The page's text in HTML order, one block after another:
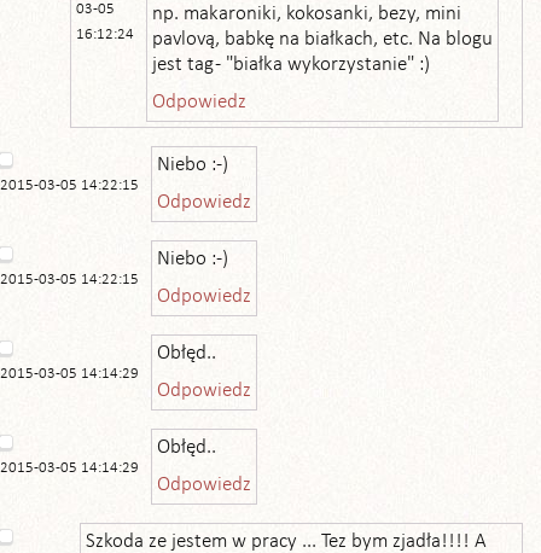
03-05
16:12:24
np. makaroniki, kokosanki, bezy, mini
pavlovą, babkę na białkach, etc. Na blogu
jest tag - "białka wykorzystanie" :)
Odpowiedz
2015-03-05 14:22:15
Niebo :-)
Odpowiedz
2015-03-05 14:22:15
Niebo :-)
Odpowiedz
2015-03-05 14:14:29
Obłęd..
Odpowiedz
2015-03-05 14:14:29
Obłęd..
Odpowiedz
Szkoda ze jestem w pracy ... Tez bym zjadła!!!! A